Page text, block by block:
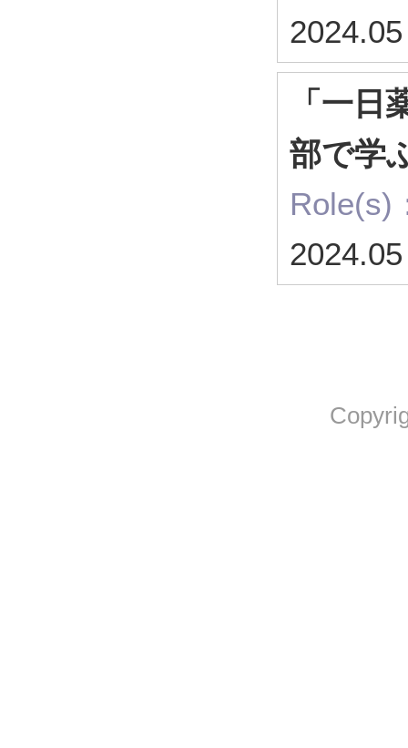
2024.05
「一
部で学
Role(s)
2024.05